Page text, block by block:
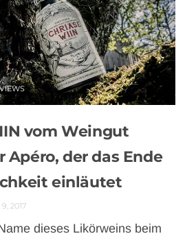
VIEWS
vom Weingut
Apéro, der das Ende
einläutet
2017
dieses Likörweins beim